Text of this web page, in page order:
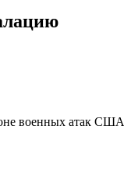
военных атак США